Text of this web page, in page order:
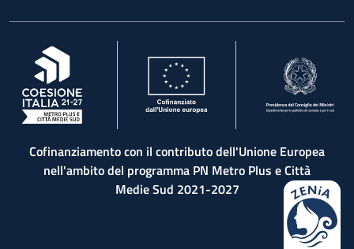
, apre in una nuova scheda
Cofinanziamento con il contributo dell'Unione Europea
nell'ambito del programma PN Metro Plus e Città
Medie Sud 2021-2027